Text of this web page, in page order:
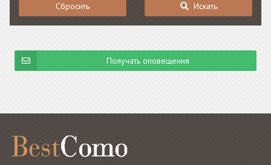
Сбросить Искать
Получать оповещения